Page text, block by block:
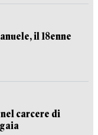
il 18enne
carcere di